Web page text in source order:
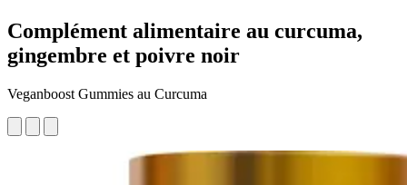
Complément alimentaire au curcuma,
gingembre et poivre noir
Veganboost Gummies au Curcuma